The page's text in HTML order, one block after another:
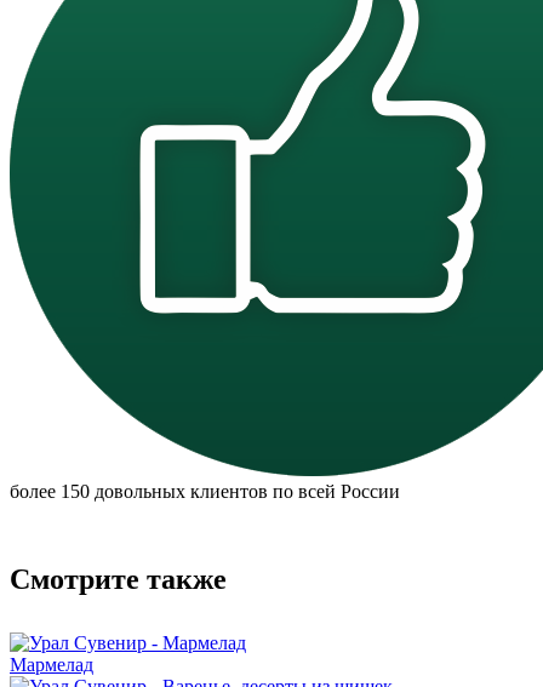
более 150 довольных клиентов по всей России
Смотрите также
Мармелад